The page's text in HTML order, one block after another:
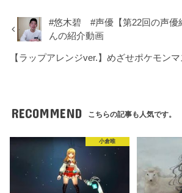
#悠木碧 #声優【第22回の声優
んの紹介動画
【ラップアレンジver.】めざせポケモン
RECOMMEND こちらの記事も人気です。
小倉唯